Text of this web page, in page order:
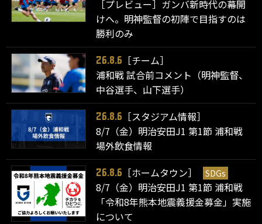
［プレビュー］ガンバ新時代の幕開
けへ。明神監督の初陣で目指すのは
勝利のみ
26.8.6
［チーム］
浦和戦 試合前コメント（明神監督、
中谷選手、山下選手）
26.8.6
［スタジアム情報］
8/7（金）明治安田J1 第1節 浦和戦
場外飲食情報
26.8.6 ［ホームタウン］ SDGs
8/7（金）明治安田J1 第1節 浦和戦
「令和8年熊本地震義援金募金」実施
について